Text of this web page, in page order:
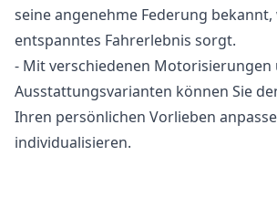
seine angenehme Federung
entspanntes Fahrerlebnis sorgt.
- Mit verschiedenen Motorisierungen
Ausstattungsvarianten können Sie
Ihren persönlichen Vorlieben
individualisieren.